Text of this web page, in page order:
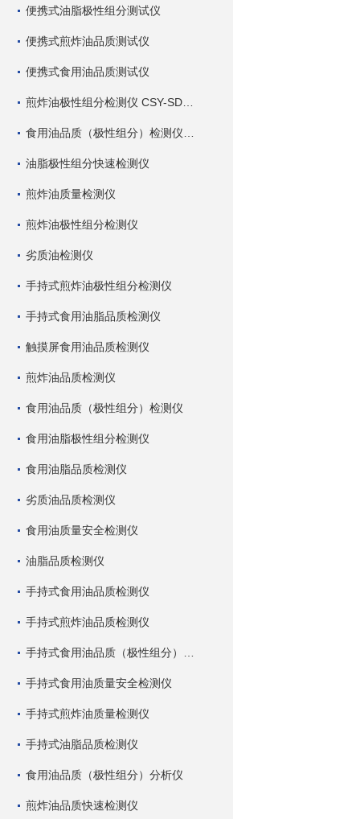
便携式油脂极性组分测试仪
便携式煎炸油品质测试仪
便携式食用油品质测试仪
油脂极性组分快速检测仪
煎炸油质量检测仪
煎炸油极性组分检测仪
劣质油检测仪
手持式煎炸油极性组分检测仪
手持式食用油脂品质检测仪
触摸屏食用油品质检测仪
煎炸油品质检测仪
食用油品质（极性组分）检测仪
食用油脂极性组分检测仪
食用油脂品质检测仪
劣质油品质检测仪
食用油质量安全检测仪
油脂品质检测仪
手持式食用油品质检测仪
手持式煎炸油品质检测仪
手持式食用油质量安全检测仪
手持式煎炸油质量检测仪
手持式油脂品质检测仪
食用油品质（极性组分）分析仪
煎炸油品质快速检测仪